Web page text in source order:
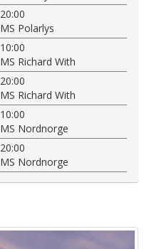
20:00
MS Polarlys
10:00
MS Richard With
20:00
MS Richard With
10:00
MS Nordnorge
20:00
MS Nordnorge